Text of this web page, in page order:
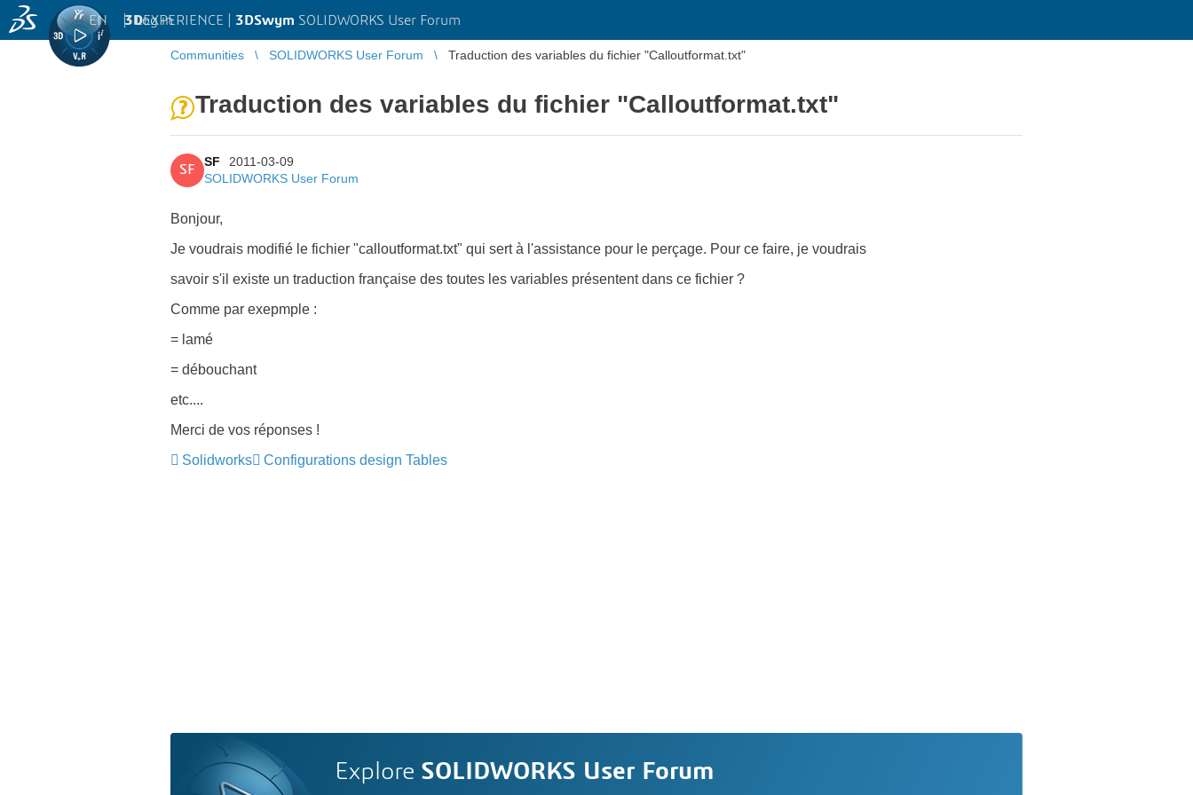
3DEXPERIENCE | 3DSwym SOLIDWORKS User Forum
EN | Log in
Communities SOLIDWORKS User Forum Traduction des variables du fichier "Calloutformat.txt"
Traduction des variables du fichier "Calloutformat.txt"
SF
SF
2011-03-09
SOLIDWORKS User Forum
Bonjour,
Je voudrais modifié le fichier "calloutformat.txt" qui sert à l'assistance pour le perçage. Pour ce faire, je voudrais
savoir s'il existe un traduction française des toutes les variables présentent dans ce fichier ?
Comme par exepmple :
= lamé
= débouchant
etc....
Merci de vos réponses !
Solidworks
Configurations design Tables
Explore SOLIDWORKS User Forum